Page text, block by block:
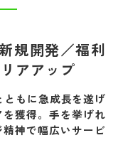
規開発／福利
アアップ
もに急成長を遂げ
獲得。手を挙げれ
神で幅広いサービ